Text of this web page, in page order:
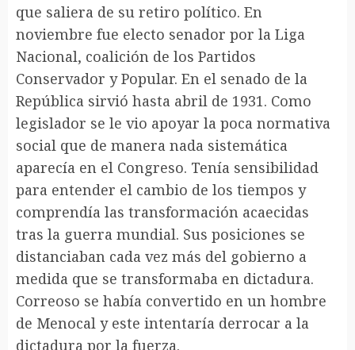
que saliera de su retiro político. En
noviembre fue electo senador por la Liga
Nacional, coalición de los Partidos
Conservador y Popular. En el senado de la
República sirvió hasta abril de 1931. Como
legislador se le vio apoyar la poca normativa
social que de manera nada sistemática
aparecía en el Congreso. Tenía sensibilidad
para entender el cambio de los tiempos y
comprendía las transformación acaecidas
tras la guerra mundial. Sus posiciones se
distanciaban cada vez más del gobierno a
medida que se transformaba en dictadura.
Correoso se había convertido en un hombre
de Menocal y este intentaría derrocar a la
dictadura por la fuerza.